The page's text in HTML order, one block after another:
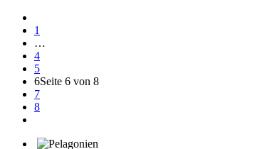
1
…
4
5
6Seite 6 von 8
7
8